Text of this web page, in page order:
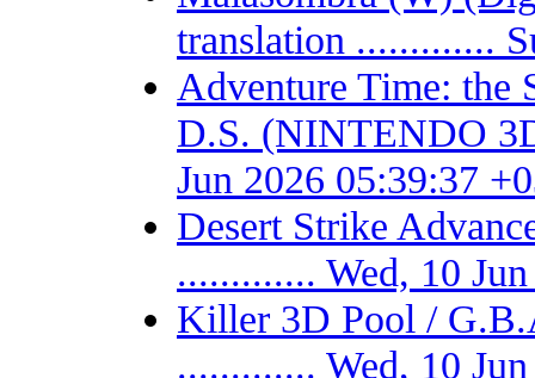
translation .............
Adventure Time: the
D.S. (NINTENDO
Jun 2026 05:39:37
Desert Strike
............. Wed, 10
Killer 3D Pool /
............. Wed, 10